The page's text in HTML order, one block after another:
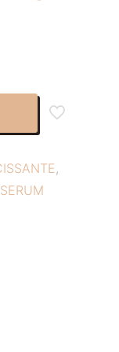
€.
,
SERUM